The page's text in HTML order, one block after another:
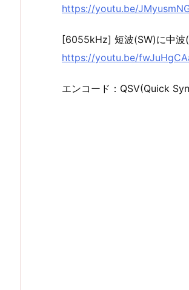
https://youtu.be/
[6055kHz] 短波(SW)に中波
https://youtu.be/
エンコード：QSV(Quick